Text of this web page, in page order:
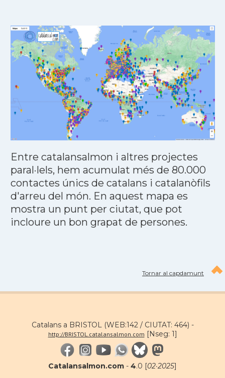
Entre catalansalmon i altres projectes
paral·lels, hem acumulat més de 80.000
contactes únics de catalans i catalanòfils
d'arreu del món. En aquest mapa es
mostra un punt per ciutat, que pot
incloure un bon grapat de persones.
Tornar al capdamunt
Catalans a BRISTOL (WEB:142 / CIUTAT: 464) -
http://BRISTOL.catalansalmon.com [Nseg: 1]
Catalansalmon.com - 4.0 [02·2025]